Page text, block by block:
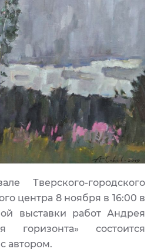
Тверского-городского
центра 8 ноября в 16:00 в
выставки работ Андрея
горизонта» состоится
автором.